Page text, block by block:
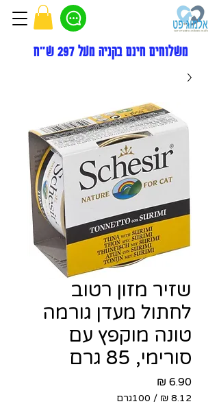
משלוחים חינם בקניה מעל 297 ש"ח
שזיר מזון רטוב
לחתול מעדן גורמה
טונה מוקפץ עם
סורימי, 85 גרם
/ 100גרם